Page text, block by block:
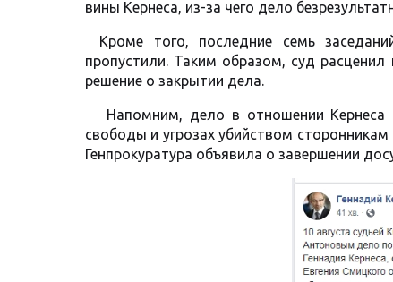
вины Кернеса, из-за чего дело
Кроме того, последние семь
пропустили. Таким образом, суд
решение о закрытии дела.
Напомним, дело в отношении Кернеса
свободы и угрозах убийством
Генпрокуратура объявила о завершении